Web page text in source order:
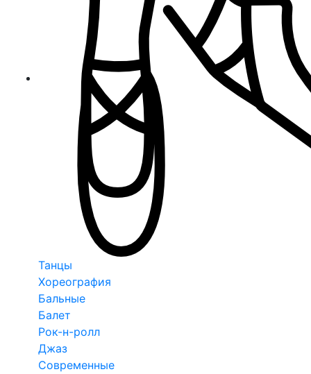
Танцы
Хореография
Бальные
Балет
Рок-н-ролл
Джаз
Современные